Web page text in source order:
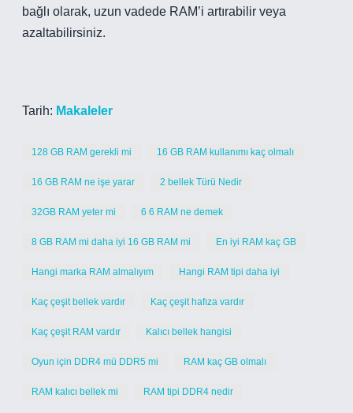
bağlı olarak, uzun vadede RAM’i artırabilir veya
azaltabilirsiniz.
Tarih: Makaleler
128 GB RAM gerekli mi 16 GB RAM kullanımı kaç olmalı
16 GB RAM ne işe yarar 2 bellek Türü Nedir
32GB RAM yeter mi 6 6 RAM ne demek
8 GB RAM mi daha iyi 16 GB RAM mi En iyi RAM kaç GB
Hangi marka RAM almalıyım Hangi RAM tipi daha iyi
Kaç çeşit bellek vardır Kaç çeşit hafıza vardır
Kaç çeşit RAM vardır Kalıcı bellek hangisi
Oyun için DDR4 mü DDR5 mi RAM kaç GB olmalı
RAM kalıcı bellek mi RAM tipi DDR4 nedir